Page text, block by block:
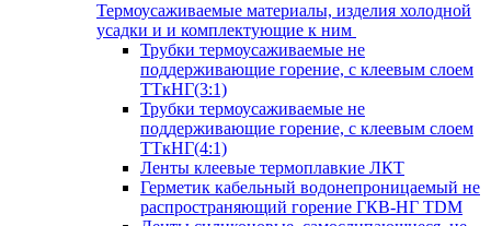
Термоусаживаемые материалы, изделия холодной
усадки и и комплектующие к ним
Трубки термоусаживаемые не
поддерживающие горение, с клеевым слоем
ТТкНГ(3:1)
Трубки термоусаживаемые не
поддерживающие горение, с клеевым слоем
ТТкНГ(4:1)
Ленты клеевые термоплавкие ЛКТ
Герметик кабельный водонепроницаемый не
распространяющий горение ГКВ-НГ TDM